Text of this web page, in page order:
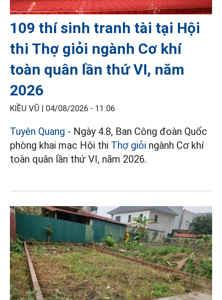
109 thí sinh tranh tài tại Hội
thi Thợ giỏi ngành Cơ khí
toàn quân lần thứ VI, năm
2026
KIỀU VŨ | 04/08/2026 - 11:06
Tuyên Quang - Ngày 4.8, Ban Công đoàn Quốc
phòng khai mạc Hội thi Thợ giỏi ngành Cơ khí
toàn quân lần thứ VI, năm 2026.